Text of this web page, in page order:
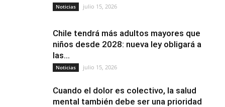
Noticias julio 15, 2026
Chile tendrá más adultos mayores que
niños desde 2028: nueva ley obligará a
las...
Noticias julio 15, 2026
Cuando el dolor es colectivo, la salud
mental también debe ser una prioridad